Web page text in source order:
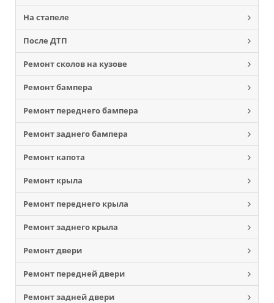
На стапеле
После ДТП
Ремонт сколов на кузове
Ремонт бампера
Ремонт переднего бампера
Ремонт заднего бампера
Ремонт капота
Ремонт крыла
Ремонт переднего крыла
Ремонт заднего крыла
Ремонт двери
Ремонт передней двери
Ремонт задней двери